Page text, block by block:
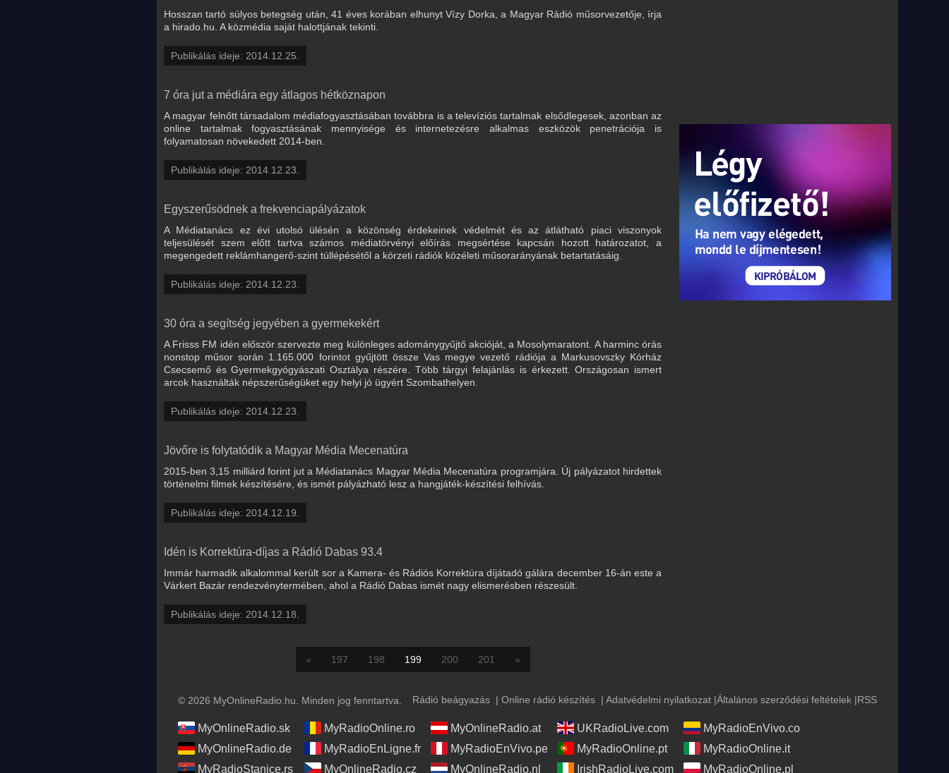
Hosszan tartó súlyos betegség után, 41 éves korában elhunyt Vízy Dorka, a Magyar Rádió műsorvezetője, írja
a hirado.hu. A közmédia saját halottjának tekinti.
Publikálás ideje: 2014.12.25.
7 óra jut a médiára egy átlagos hétköznapon
A magyar felnőtt társadalom médiafogyasztásában továbbra is a televíziós tartalmak elsődlegesek, azonban az
online tartalmak fogyasztásának mennyisége és internetezésre alkalmas eszközök penetrációja is
folyamatosan növekedett 2014-ben.
Publikálás ideje: 2014.12.23.
Egyszerűsödnek a frekvenciapályázatok
A Médiatanács ez évi utolsó ülésén a közönség érdekeinek védelmét és az átlátható piaci viszonyok
teljesülését szem előtt tartva számos médiatörvényi előírás megsértése kapcsán hozott határozatot, a
megengedett reklámhangerő-szint túllépésétől a körzeti rádiók közéleti műsorarányának betartatásáig.
Publikálás ideje: 2014.12.23.
30 óra a segítség jegyében a gyermekekért
A Frisss FM idén először szervezte meg különleges adománygyűjtő akcióját, a Mosolymaratont. A harminc órás
nonstop műsor során 1.165.000 forintot gyűjtött össze Vas megye vezető rádiója a Markusovszky Kórház
Csecsemő és Gyermekgyógyászati Osztálya részére. Több tárgyi felajánlás is érkezett. Országosan ismert
arcok használták népszerűségüket egy helyi jó ügyért Szombathelyen.
Publikálás ideje: 2014.12.23.
Jövőre is folytatódik a Magyar Média Mecenatúra
2015-ben 3,15 milliárd forint jut a Médiatanács Magyar Média Mecenatúra programjára. Új pályázatot hirdettek
történelmi filmek készítésére, és ismét pályázható lesz a hangjáték-készítési felhívás.
Publikálás ideje: 2014.12.19.
Idén is Korrektúra-díjas a Rádió Dabas 93.4
Immár harmadik alkalommal került sor a Kamera- és Rádiós Korrektúra díjátadó gálára december 16-án este a
Várkert Bazár rendezvénytermében, ahol a Rádió Dabas ismét nagy elismerésben részesült.
Publikálás ideje: 2014.12.18.
« 197 198 199 200 201 »
© 2026 MyOnlineRadio.hu. Minden jog fenntartva. Rádió beágyazás | Online rádió készítés | Adatvédelmi nyilatkozat |Általános szerződési feltételek |RSS
MyOnlineRadio.sk MyRadioOnline.ro MyOnlineRadio.at UKRadioLive.com
MyRadioEnVivo.co
MyOnlineRadio.de
MyRadioEnLigne.fr MyRadioEnVivo.pe MyRadioOnline.pt
MyRadioOnline.it
MyRadioStanice.rs
MyOnlineRadio.cz MyOnlineRadio.nl IrishRadioLive.com MyRadioOnline.pl